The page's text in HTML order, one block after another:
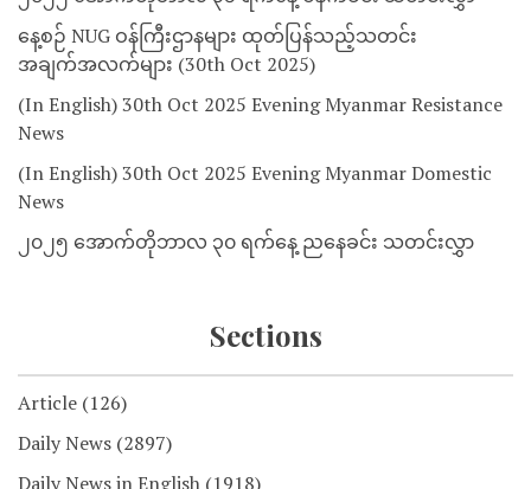
နေ့စဉ် NUG ဝန်ကြီးဌာနများ ထုတ်ပြန်သည့်သတင်း
အချက်အလက်များ (30th Oct 2025)
(In English) 30th Oct 2025 Evening Myanmar Resistance
News
(In English) 30th Oct 2025 Evening Myanmar Domestic
News
၂၀၂၅ အောက်တိုဘာလ ၃၀ ရက်နေ့ ညနေခင်း သတင်းလွှာ
Sections
Article (126)
Daily News (2897)
Daily News in English (1918)